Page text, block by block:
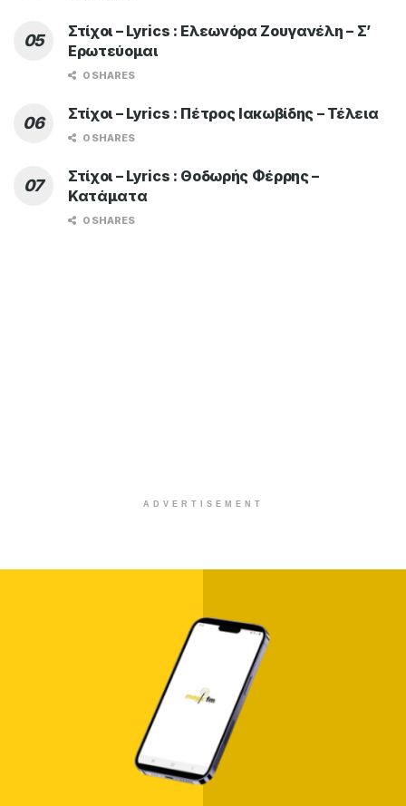
Στίχοι – Lyrics : Ελεωνόρα Ζουγανέλη – Σ’
Ερωτεύομαι
0 SHARES
Στίχοι – Lyrics : Πέτρος Ιακωβίδης – Τέλεια
0 SHARES
Στίχοι – Lyrics : Θοδωρής Φέρρης –
Κατάματα
0 SHARES
ADVERTISEMENT